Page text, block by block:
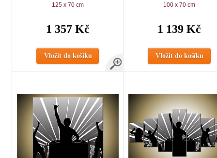
125 x 70 cm
1 357 Kč
Vložit do košíku
100 x 70 cm
1 139 Kč
Vložit do košíku